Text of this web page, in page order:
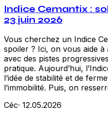
Indice Cemantix :
23 juin 2026
Vous cherchez un Indice
spoiler ? Ici, on vous aide
avec des pistes
pratique. Aujourd’hui,
l’idée de stabilité et de
l’immobilité. Puis, on
Céc· 12.05.2026